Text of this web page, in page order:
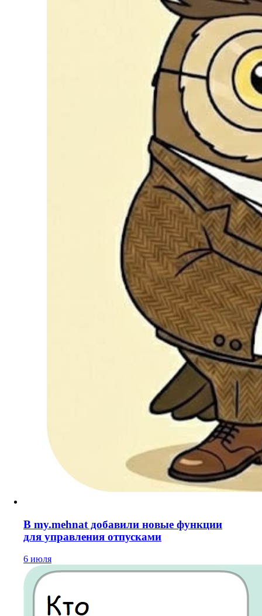
В my.mehnat добавили новые функции
для управления отпусками
6 июля